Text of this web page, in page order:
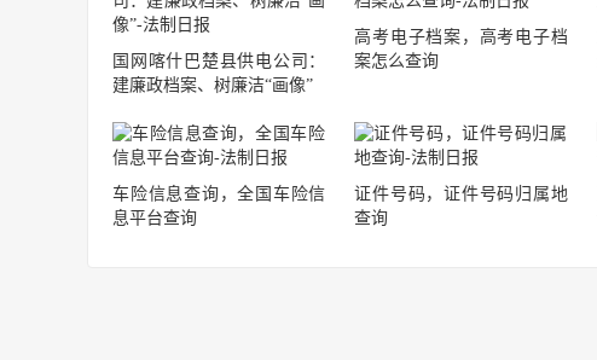
国网喀什巴楚县供电公司：
建廉政档案、树廉洁“画像”
高考电子档案，高考电子档
案怎么查询
车险信息查询，全国车险信
息平台查询
证件号码，证件号码归属地
查询